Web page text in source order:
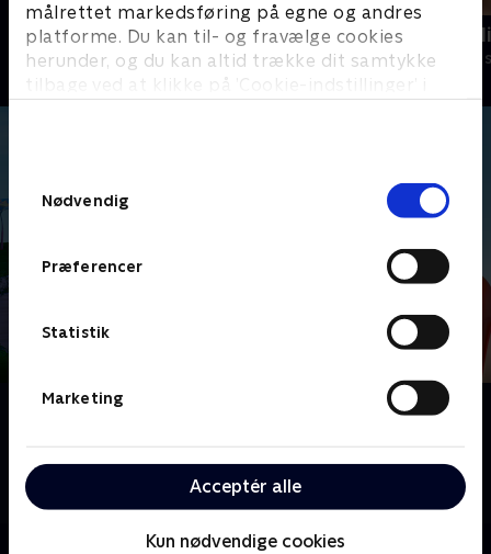
målrettet markedsføring på egne og andres
platforme. Du kan til- og fravælge cookies
herunder, og du kan altid trække dit samtykke
tilbage ved at klikke på ’Cookie-indstillinger’ i
Nødvendig
Præferencer
Statistik
Marketing
Acceptér alle
Kun nødvendige cookies
Miniteve: Aktiviteter
Børneserier • 1 sæsoner Børneserier • 1
Om Monchhichi
sovevogtere Monchhichi, der tager på magiske
eventyr.